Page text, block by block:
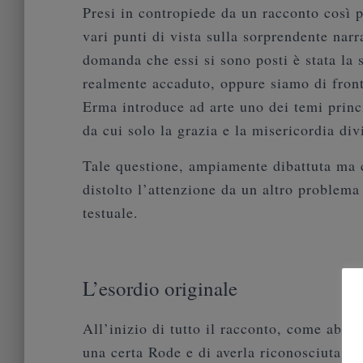
Presi in contropiede da un racconto
vari punti di vista sulla sorprendente
domanda che essi si sono posti è stata
realmente accaduto, oppure siamo di
Erma introduce ad arte uno dei temi
da cui solo la grazia e la misericordia
Tale questione, ampiamente dibattuta
distolto l’attenzione da un altro
testuale.
L’esordio originale
All’inizio di tutto il racconto, come
una certa Rode e di averla riconosciuta